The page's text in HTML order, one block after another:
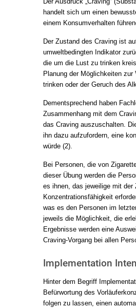
Der Ausdruck „Craving“
handelt sich um einen
einem Konsumverhalten
Der Zustand des Craving ist
umweltbedingten Indikator
die um die Lust zu trinken
Planung der Möglichkeiten
trinken oder der Geruch des
Dementsprechend haben
Zusammenhang mit dem
das Craving auszuschalten.
ihn dazu aufzufordern, eine
würde (2).
Bei Personen, die von
dieser Übung werden die
es ihnen, das jeweilige mit der
Konzentrationsfähigkeit
was es den Personen im
jeweils die Möglichkeit, die
Ergebnisse werden eine
Craving-Vorgang bei allen
Implementation
Hinter dem Begriff
Befürwortung des
folgen zu lassen, einen